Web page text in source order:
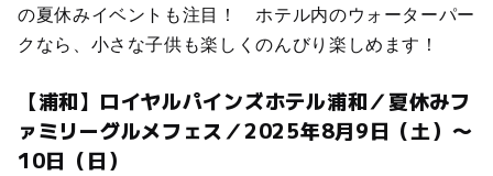
の夏休みイベントも注目！ ホテル内のウォーターパー
クなら、小さな子供も楽しくのんびり楽しめます！
【浦和】ロイヤルパインズホテル浦和／夏休みフ
ァミリーグルメフェス／2025年8月9日（土）〜
10日（日）